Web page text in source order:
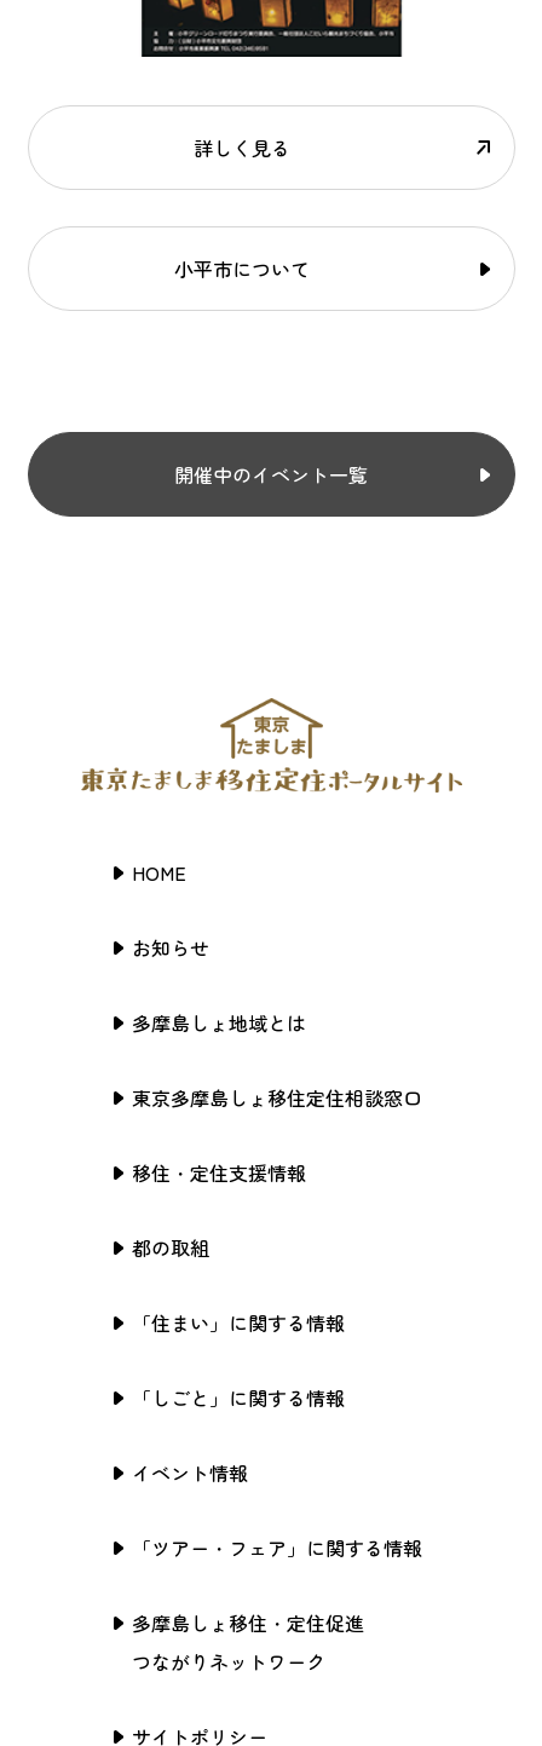
詳しく見る
小平市について
開催中のイベント一覧
HOME
お知らせ
多摩島しょ地域とは
東京多摩島しょ移住定住相談窓口
移住・定住支援情報
都の取組
「住まい」に関する情報
「しごと」に関する情報
イベント情報
「ツアー・フェア」に関する情報
多摩島しょ移住・定住促進
つながりネットワーク
サイトポリシー